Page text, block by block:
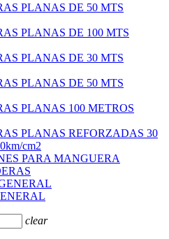
PLANAS DE 50 MTS
PLANAS DE 100 MTS
PLANAS DE 30 MTS
PLANAS DE 50 MTS
PLANAS 100 METROS
PLANAS REFORZADAS 30
cm2
PARA MANGUERA
clear